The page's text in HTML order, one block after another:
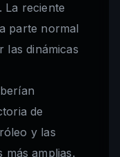
La reciente
parte normal
las dinámicas
de
y las
más amplias.